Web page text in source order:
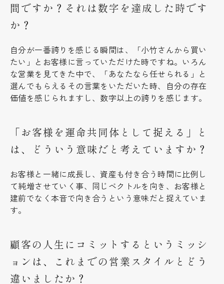
間ですか？それは数字を達成した時です
か？
自分が一番誇りを感じる瞬間は、「小竹さんから買い
たい」とお客様に言っていただけた時ですね。いろん
な営業を見てきた中で、「あなたなら任せられる」と
選んでもらえるその言葉をいただいた時、自分の存在
価値を感じられますし、数字以上の誇りを感じます。
「お客様を運命共同体として捉える」と
は、どういう意味だと考えていますか？
お客様と一緒に成長し、資産も付き合う時間に比例し
て純増させていく事、同じベクトルを向き、お客様と
建前でなく本音で向き合うという意味だと捉えていま
す。
顧客の人生にコミットするというミッシ
ョンは、これまでの営業スタイルとどう
違いましたか？